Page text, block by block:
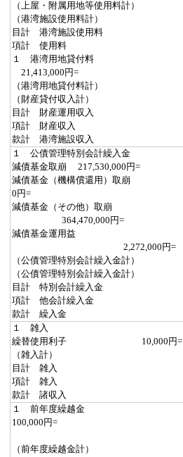
（上屋・附属用地等使用料計）
（港湾施設使用料計）
目計 港湾施設使用料
項計 使用料
１ 港湾用地貸付料
21,413,000円=
（港湾用地貸付料計）
（財産貸付収入計）
目計 財産運用収入
項計 財産収入
款計 港湾施設収入
１ 公債管理特別会計繰入金
減債基金取崩 217,530,000円=
減債基金（機構償還用）取崩
0円=
減債基金（その他）取崩
364,470,000円=
減債基金運用益
2,272,000円=
（公債管理特別会計繰入金計）
（公債管理特別会計繰入金計）
目計 特別会計繰入金
項計 他会計繰入金
款計 繰入金
１ 雑入
繰替使用利子 10,000円=
（雑入計）
目計 雑入
項計 雑入
款計 諸収入
１ 前年度繰越金
100,000円=
（前年度繰越金計）